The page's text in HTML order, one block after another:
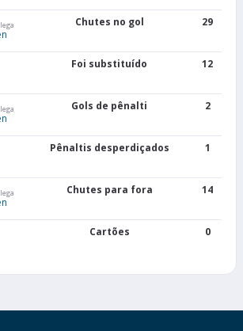
Chutes no gol 29
Foi substituído 12
Gols de pênalti 2
Pênaltis desperdiçados 1
Chutes para fora 14
Cartões 0